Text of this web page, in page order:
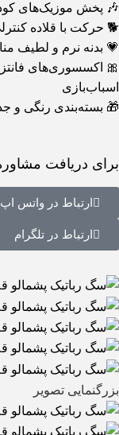
🎶 پخش موزیک‌های
🐕 حرکت با قلاده
💗 بدنه نرم و لطیف
🎀 اکسسوری‌های
اسباب‌بازی
🎁 بسته‌بندی رنگی و
برای دریافت
ارتباط در واتس اپ
ارتباط در تلگرام
بزرگنمایی تصویر